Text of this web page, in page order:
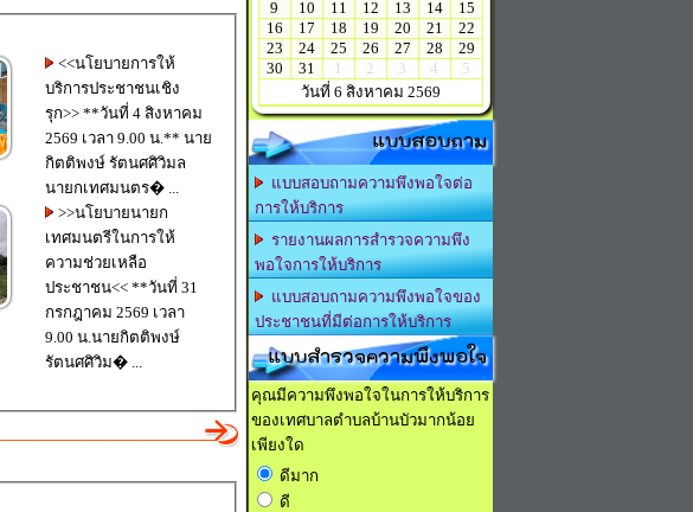
<<นโยบายการให้
บริการประชาชนเชิง
รุก>> **วันที่ 4 สิงหาคม
2569 เวลา 9.00 น.** นาย
กิตติพงษ์ รัตนศศิวิมล
นายกเทศมนตร� ...
>>นโยบายนายก
เทศมนตรีในการให้
ความช่วยเหลือ
ประชาชน<< **วันที่ 31
กรกฎาคม 2569 เวลา
9.00 น.นายกิตติพงษ์
รัตนศศิวิม� ...
9
10 11 12 13 14
15
16
17 18 19 20 21
22
23
24 25 26 27 28
29
30
31 1 2 3 4
5
วันที่ 6 สิงหาคม 2569
แบบสอบถาม
แบบสอบถามความพึงพอใจต่อ
การให้บริการ
รายงานผลการสำรวจความพึง
พอใจการให้บริการ
แบบสอบถามความพึงพอใจของ
ประชาชนที่มีต่อการให้บริการ
แบบสำรวจความพึงพอใจ
คุณมีความพึงพอใจในการให้บริการ
ของเทศบาลตำบลบ้านบัวมากน้อย
เพียงใด
ดีมาก
ดี